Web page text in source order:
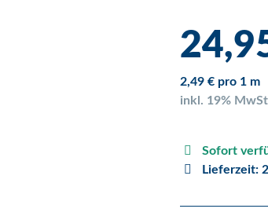
2,49 € pro 1 m
inkl. 19%
Sofort
Lieferzeit: